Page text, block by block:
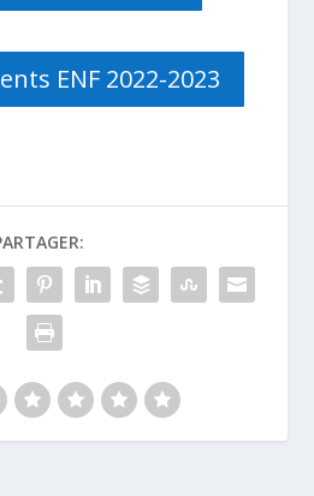
ENF 2022-2023